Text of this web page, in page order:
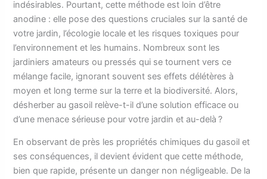
indésirables. Pourtant, cette méthode est loin d’être
anodine : elle pose des questions cruciales sur la santé de
votre jardin, l’écologie locale et les risques toxiques pour
l’environnement et les humains. Nombreux sont les
jardiniers amateurs ou pressés qui se tournent vers ce
mélange facile, ignorant souvent ses effets délétères à
moyen et long terme sur la terre et la biodiversité. Alors,
désherber au gasoil relève-t-il d’une solution efficace ou
d’une menace sérieuse pour votre jardin et au-delà ?
En observant de près les propriétés chimiques du gasoil et
ses conséquences, il devient évident que cette méthode,
bien que rapide, présente un danger non négligeable. De la